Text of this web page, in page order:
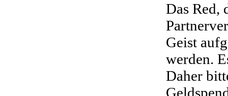
Das Red,
Geist
werden.
Daher